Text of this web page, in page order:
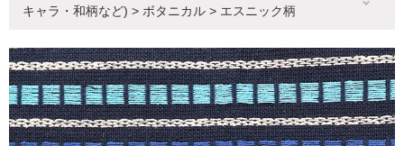
キャラ・和柄など) > ボタニカル > エスニック柄